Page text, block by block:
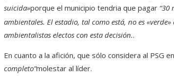
suicida»porque el municipio tendria que pagar “30
ambientales. El estadio, tal como está, no es
ambientalistas electos con esta decisión..
En cuanto a la afición, que sólo considera al PSG
completo”molestar al líder.